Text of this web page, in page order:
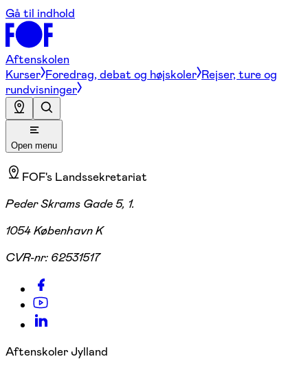
Gå til indhold
Aftenskolen
Kurser Foredrag, debat og højskoler Rejser, ture og
rundvisninger
Open menu
FOF's Landssekretariat
Peder Skrams Gade 5, 1.
1054 København K
CVR-nr: 62531517
Aftenskoler Jylland